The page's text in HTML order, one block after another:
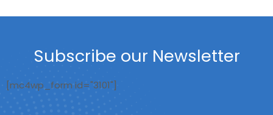
Subscribe our Newsletter
[mc4wp_form id="3101"]